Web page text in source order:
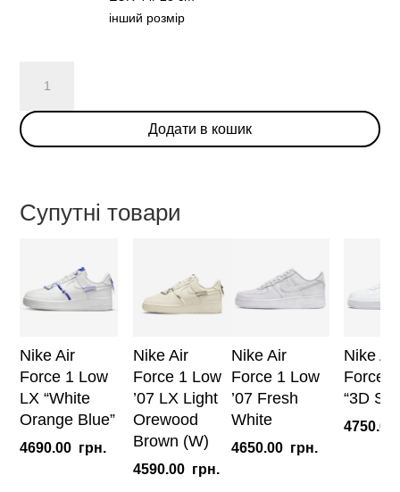
інший розмір
Low
x
кількість
Додати в кошик
Супутні товари
Nike Air
Force 1 Low
LX “White
Orange Blue”
4690.00 грн.
Nike Air
Force 1 Low
’07 LX Light
Orewood
Brown (W)
4590.00 грн.
Nike Air
Force 1 Low
’07 Fresh
White
4650.00 грн.
Nike Air
Force
“3D
4750.00